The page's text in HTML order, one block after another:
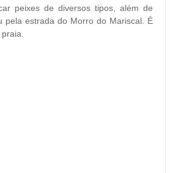
peixes de diversos tipos, além de
pela estrada do Morro do Mariscal. É